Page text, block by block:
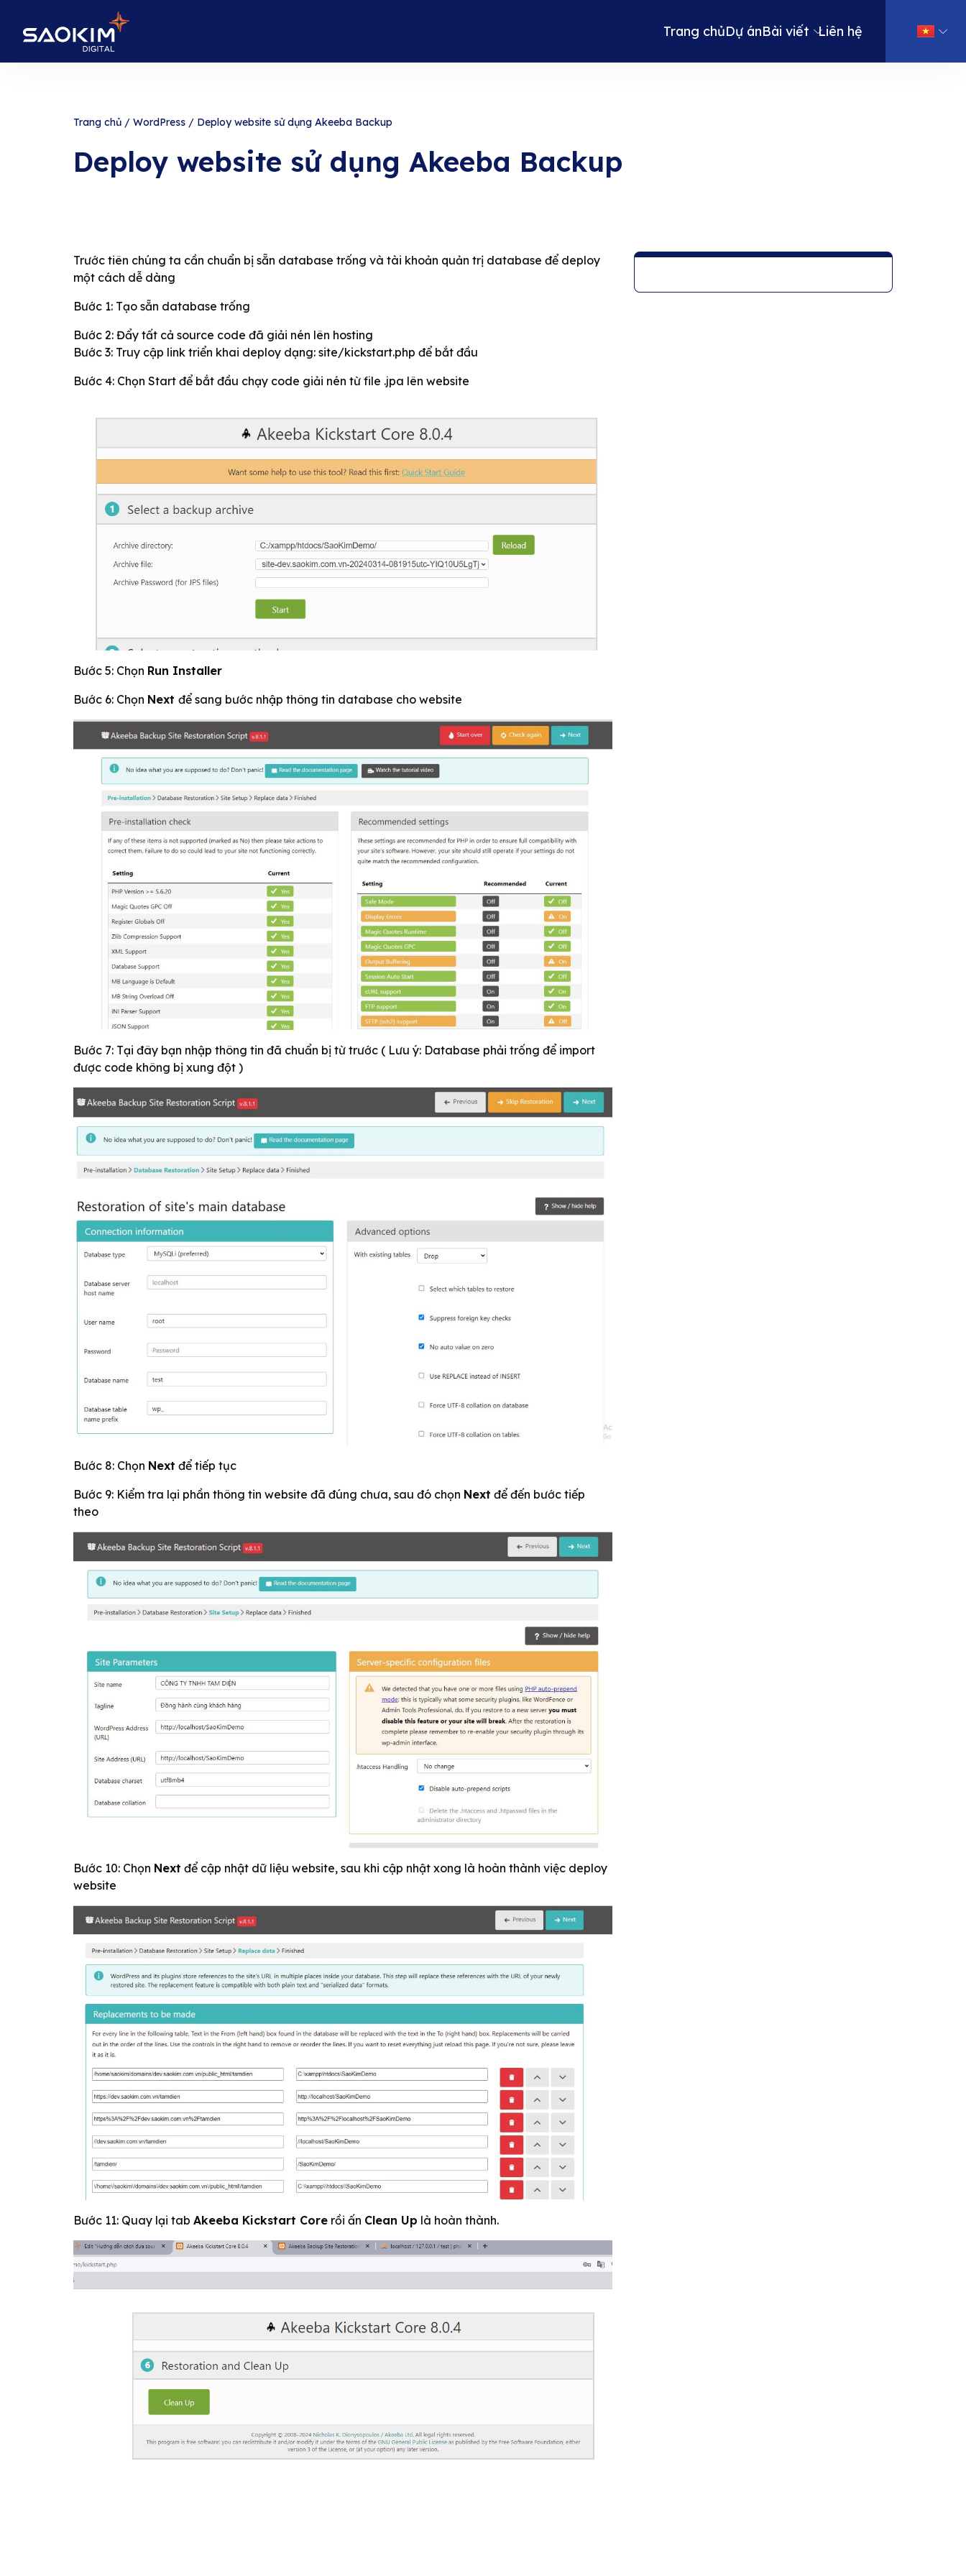
Trang chủDự ánBài viết Liên hệ
Trang chủ / WordPress / Deploy website sử dụng Akeeba Backup
Deploy website sử dụng Akeeba Backup
Trước tiên chúng ta cần chuẩn bị sẵn database trống và tài khoản quản trị database để deploy
một cách dễ dàng
Bước 1: Tạo sẵn database trống
Bước 2: Đẩy tất cả source code đã giải nén lên hosting
Bước 3: Truy cập link triển khai deploy dạng: site/kickstart.php để bắt đầu
Bước 4: Chọn Start để bắt đầu chạy code giải nén từ file .jpa lên website
Bước 5: Chọn Run Installer
Bước 6: Chọn Next để sang bước nhập thông tin database cho website
Bước 7: Tại đây bạn nhập thông tin đã chuẩn bị từ trước ( Lưu ý: Database phải trống để import
được code không bị xung đột )
Bước 8: Chọn Next để tiếp tục
Bước 9: Kiểm tra lại phần thông tin website đã đúng chưa, sau đó chọn Next để đến bước tiếp
theo
Bước 10: Chọn Next để cập nhật dữ liệu website, sau khi cập nhật xong là hoàn thành việc deploy
website
Bước 11: Quay lại tab Akeeba Kickstart Core rồi ấn Clean Up là hoàn thành.